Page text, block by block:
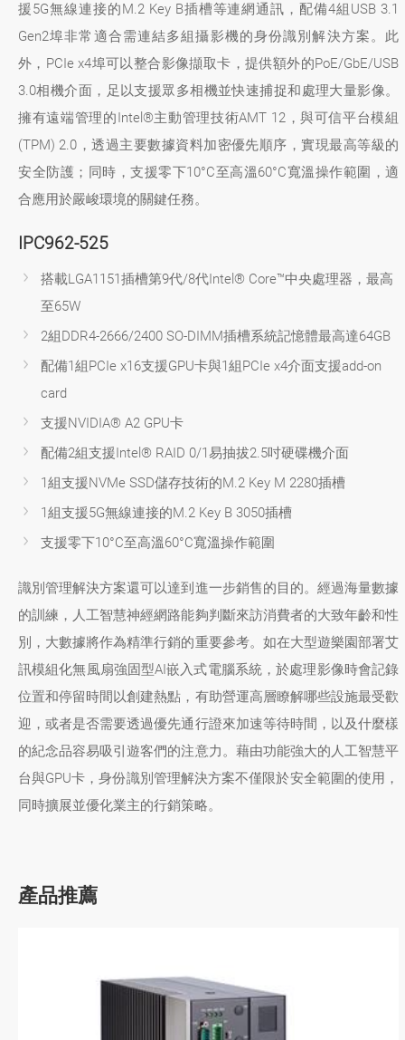
援5G無線連接的M.2 Key B插槽等連網通訊，配備4組USB 3.1
Gen2埠非常適合需連結多組攝影機的身份識別解決方案。此
外，PCIe x4埠可以整合影像擷取卡，提供額外的PoE/GbE/USB
3.0相機介面，足以支援眾多相機並快速捕捉和處理大量影像。
擁有遠端管理的Intel®主動管理技術AMT 12，與可信平台模組
(TPM) 2.0，透過主要數據資料加密優先順序，實現最高等級的
安全防護；同時，支援零下10°C至高溫60°C寬溫操作範圍，適
合應用於嚴峻環境的關鍵任務。
IPC962-525
搭載LGA1151插槽第9代/8代Intel® Core™中央處理器，最高
至65W
2組DDR4-2666/2400 SO-DIMM插槽系統記憶體最高達64GB
配備1組PCIe x16支援GPU卡與1組PCIe x4介面支援add-on
card
支援NVIDIA® A2 GPU卡
配備2組支援Intel® RAID 0/1易抽拔2.5吋硬碟機介面
1組支援NVMe SSD儲存技術的M.2 Key M 2280插槽
1組支援5G無線連接的M.2 Key B 3050插槽
支援零下10°C至高溫60°C寬溫操作範圍
識別管理解決方案還可以達到進一步銷售的目的。經過海量數據
的訓練，人工智慧神經網路能夠判斷來訪消費者的大致年齡和性
別，大數據將作為精準行銷的重要參考。如在大型遊樂園部署艾
訊模組化無風扇強固型AI嵌入式電腦系統，於處理影像時會記錄
位置和停留時間以創建熱點，有助營運高層瞭解哪些設施最受歡
迎，或者是否需要透過優先通行證來加速等待時間，以及什麼樣
的紀念品容易吸引遊客們的注意力。藉由功能強大的人工智慧平
台與GPU卡，身份識別管理解決方案不僅限於安全範圍的使用，
同時擴展並優化業主的行銷策略。
產品推薦